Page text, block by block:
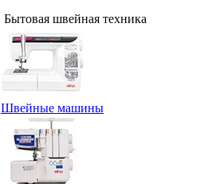
Бытовая швейная техника
Швейные машины